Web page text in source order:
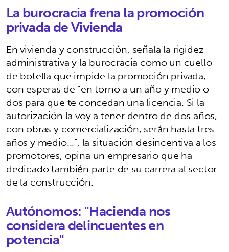
La burocracia frena la promoción
privada de Vivienda
En vivienda y construcción, señala la rigidez
administrativa y la burocracia como un cuello
de botella que impide la promoción privada,
con esperas de “en torno a un año y medio o
dos para que te concedan una licencia. Si la
autorización la voy a tener dentro de dos años,
con obras y comercialización, serán hasta tres
años y medio...”, la situación desincentiva a los
promotores, opina un empresario que ha
dedicado también parte de su carrera al sector
de la construcción.
Autónomos: "Hacienda nos
considera delincuentes en
potencia"